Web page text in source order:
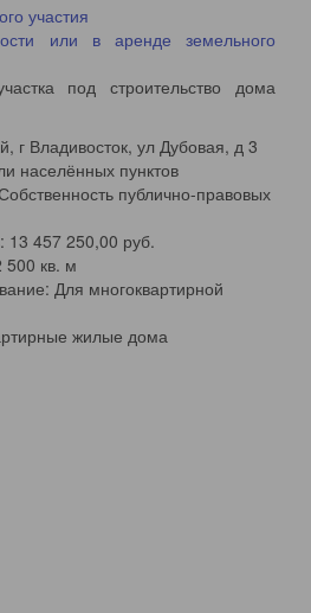
участия
или в аренде земельного
под строительство дома
г Владивосток, ул Дубовая, д 3
населённых пунктов
публично-правовых
13 457 250,00 руб.
кв. м
Для многоквартирной
жилые дома